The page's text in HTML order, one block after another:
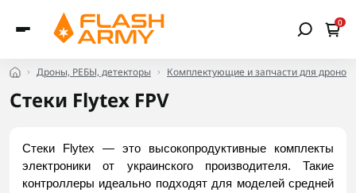
0
Дроны, РЕБЫ, детекторы Комплектующие и запчасти для дронов
Стеки Flytex FPV
Стеки Flytex — это высокопродуктивные комплекты
электроники от украинского производителя. Такие
контроллеры идеально подходят для моделей средней